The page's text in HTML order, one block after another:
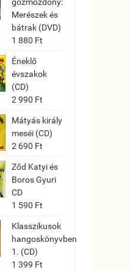
Merészek és
bátrak (DVD)
1 880 Ft
Éneklő
évszakok
(CD)
2 990 Ft
Mátyás király
meséi (CD)
2 690 Ft
Ződ Katyi és
Boros Gyuri
CD
1 590 Ft
Klasszikusok
hangoskönyvben
1. (CD)
1 399 Ft